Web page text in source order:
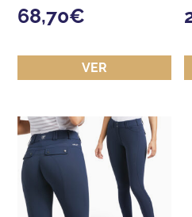
68,70€
VER